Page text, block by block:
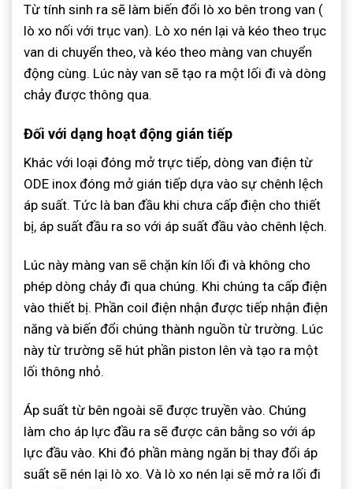
Từ tính sinh ra sẽ làm biến đổi lò xo bên trong van (
lò xo nối với trục van). Lò xo nén lại và kéo theo trục
van di chuyển theo, và kéo theo màng van chuyển
động cùng. Lúc này van sẽ tạo ra một lối đi và dòng
chảy được thông qua.
Đối với dạng hoạt động gián tiếp
Khác với loại đóng mở trực tiếp, dòng van điện từ
ODE inox đóng mở gián tiếp dựa vào sự chênh lệch
áp suất. Tức là ban đầu khi chưa cấp điện cho thiết
bị, áp suất đầu ra so với áp suất đầu vào chênh lệch.
Lúc này màng van sẽ chặn kín lối đi và không cho
phép dòng chảy đi qua chúng. Khi chúng ta cấp điện
vào thiết bị. Phần coil điện nhận được tiếp nhận điện
năng và biến đổi chúng thành nguồn từ trường. Lúc
này từ trường sẽ hút phần piston lên và tạo ra một
lối thông nhỏ.
Áp suất từ bên ngoài sẽ được truyền vào. Chúng
làm cho áp lực đầu ra sẽ được cân bằng so với áp
lực đầu vào. Khi đó phần màng ngăn bị thay đổi áp
suất sẽ nén lại lò xo. Và lò xo nén lại sẽ mở ra lối đi